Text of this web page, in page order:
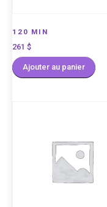
120 MIN
261 $
Ajouter au panier